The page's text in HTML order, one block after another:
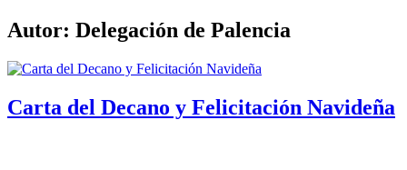
Autor: Delegación de Palencia
Carta del Decano y Felicitación Navideña